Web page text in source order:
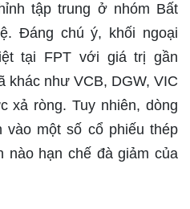
tập trung ở nhóm Bất
Đáng chú ý, khối ngoại
tại FPT với giá trị gần
khác như VCB, DGW, VIC
xả ròng. Tuy nhiên, dòng
vào một số cổ phiếu thép
nào hạn chế đà giảm của